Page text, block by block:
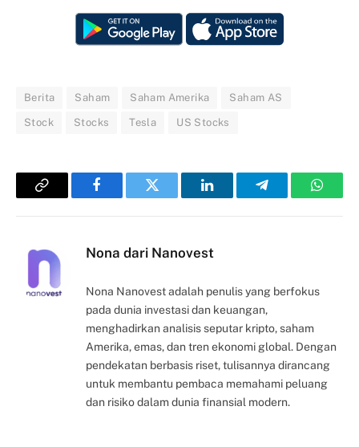
Berita Saham Saham Amerika Saham AS
Stock Stocks Tesla US Stocks
Copy
FacebookTwitter LinkedInTelegram
Nona dari Nanovest
Nona Nanovest adalah penulis yang berfokus
pada dunia investasi dan keuangan,
menghadirkan analisis seputar kripto, saham
Amerika, emas, dan tren ekonomi global. Dengan
pendekatan berbasis riset, tulisannya dirancang
untuk membantu pembaca memahami peluang
dan risiko dalam dunia finansial modern.